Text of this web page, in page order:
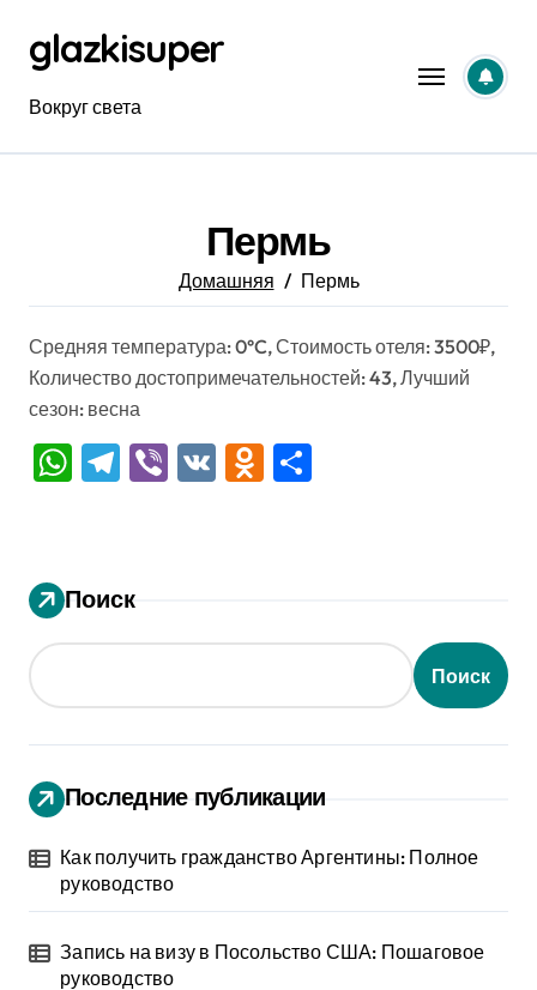
содержанию
glazkisuper
Вокруг света
Пермь
Домашняя Пермь
Средняя температура: 0°C, Стоимость отеля: 3500₽,
Количество достопримечательностей: 43, Лучший
сезон: весна
WhatsApp
Telegram
Viber
VK Odnoklassniki
Поиск
Поиск
Последние публикации
Как получить гражданство Аргентины: Полное
руководство
Запись на визу в Посольство США: Пошаговое
руководство